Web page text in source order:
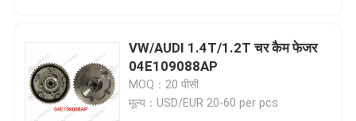
VW/AUDI 1.4T/1.2T चर कैम फेजर
04E109088AP
MOQ：20 पीसी
मूल्य：USD/EUR 20-60 per pcs